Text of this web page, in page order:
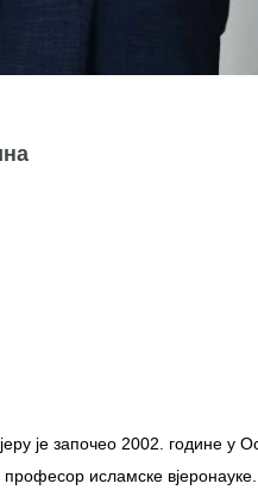
је започео 2002. године у
исламске